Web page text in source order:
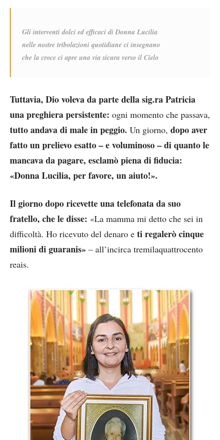
Gli interventi dolci ed efficaci di Donna Lucilia
nelle nostre tribolazioni quotidiane ci insegnano
che la croce ci apre una via sicura verso il Cielo
Tuttavia, Dio voleva da parte della sig.ra Patricia
una preghiera persistente: ogni momento che passava,
tutto andava di male in peggio. Un giorno, dopo aver
fatto un prelievo esatto – e voluminoso – di quanto le
mancava da pagare, esclamò piena di fiducia:
«Donna Lucilia, per favore, un aiuto!».
Il giorno dopo ricevette una telefonata da suo
fratello, che le disse: «La mamma mi detto che sei in
difficoltà. Ho ricevuto del denaro e ti regalerò cinque
milioni di guaranis» – all’incirca tremilaquattrocento
reais.